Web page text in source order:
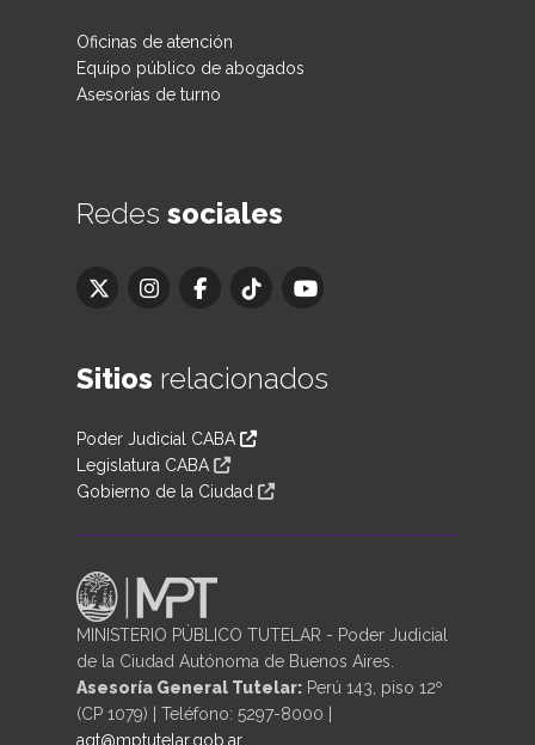
Oficinas de atención
Equipo público de abogados
Asesorías de turno
Redes sociales
Sitios relacionados
Poder Judicial CABA
Legislatura CABA
Gobierno de la Ciudad
MINISTERIO PÚBLICO TUTELAR - Poder Judicial
de la Ciudad Autónoma de Buenos Aires.
Asesoría General Tutelar: Perú 143, piso 12º
(CP 1079) | Teléfono: 5297-8000 |
agt@mptutelar.gob.ar